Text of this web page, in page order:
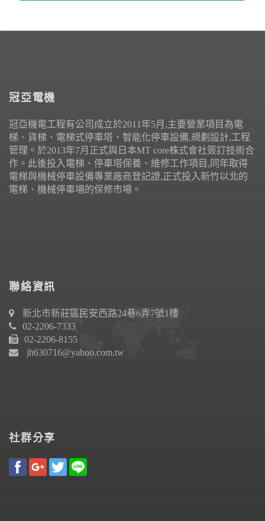
冠亞電機
冠亞機電工程有公司成立於2011年5月,主要營業項目為電
梯、貨梯、電梯式停車塔、智能化停車設備,規劃設計,工程
管理。於2013年7月正式與日本MT core株式會社簽訂技術合
作。此後投入電梯、停車塔保養、維修工作項目,同年取得
電梯與機械停車設備專業廠商登記證,正式投入新竹以北的
電梯、機械停車場的保修市場。
聯絡資訊
新北市新莊區民安西路24巷6弄7號1樓
02-2206-7333
02-2206-8155
jh630716@yahoo.com.tw
社群分享